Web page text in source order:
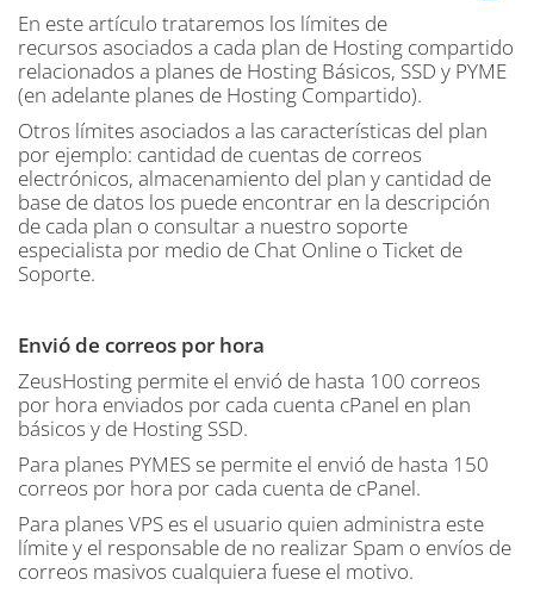
En este artículo trataremos los límites de
recursos asociados a cada plan de Hosting compartido
relacionados a planes de Hosting Básicos, SSD y PYME
(en adelante planes de Hosting Compartido).
Otros límites asociados a las características del plan
por ejemplo: cantidad de cuentas de correos
electrónicos, almacenamiento del plan y cantidad de
base de datos los puede encontrar en la descripción
de cada plan o consultar a nuestro soporte
especialista por medio de Chat Online o Ticket de
Soporte.
Envió de correos por hora
ZeusHosting permite el envió de hasta 100 correos
por hora enviados por cada cuenta cPanel en plan
básicos y de Hosting SSD.
Para planes PYMES se permite el envió de hasta 150
correos por hora por cada cuenta de cPanel.
Para planes VPS es el usuario quien administra este
límite y el responsable de no realizar Spam o envíos de
correos masivos cualquiera fuese el motivo.